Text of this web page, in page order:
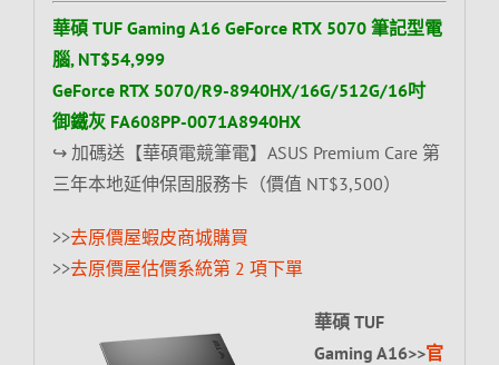
華碩 TUF Gaming A16 GeForce RTX 5070 筆記型電
腦, NT$54,999
GeForce RTX 5070/R9-8940HX/16G/512G/16吋
御鐵灰 FA608PP-0071A8940HX
↪ 加碼送【華碩電競筆電】ASUS Premium Care 第
三年本地延伸保固服務卡（價值 NT$3,500）
>>去原價屋蝦皮商城購買
>>去原價屋估價系統第 2 項下單
華碩 TUF
Gaming A16>>官